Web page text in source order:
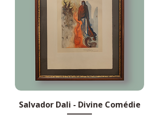
Salvador Dali - Divine Comédie